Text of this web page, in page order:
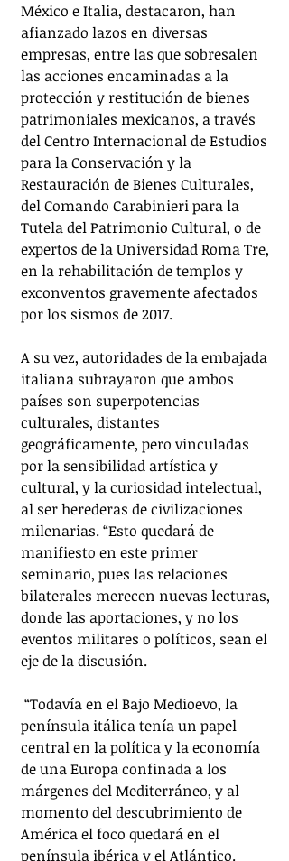
México e Italia, destacaron, han
afianzado lazos en diversas
empresas, entre las que sobresalen
las acciones encaminadas a la
protección y restitución de bienes
patrimoniales mexicanos, a través
del Centro Internacional de Estudios
para la Conservación y la
Restauración de Bienes Culturales,
del Comando Carabinieri para la
Tutela del Patrimonio Cultural, o de
expertos de la Universidad Roma Tre,
en la rehabilitación de templos y
exconventos gravemente afectados
por los sismos de 2017.
A su vez, autoridades de la embajada
italiana subrayaron que ambos
países son superpotencias
culturales, distantes
geográficamente, pero vinculadas
por la sensibilidad artística y
cultural, y la curiosidad intelectual,
al ser herederas de civilizaciones
milenarias. “Esto quedará de
manifiesto en este primer
seminario, pues las relaciones
bilaterales merecen nuevas lecturas,
donde las aportaciones, y no los
eventos militares o políticos, sean el
eje de la discusión.
península itálica tenía un papel
central en la política y la economía
de una Europa confinada a los
márgenes del Mediterráneo, y al
momento del descubrimiento de
América el foco quedará en el
península ibérica y el Atlántico.